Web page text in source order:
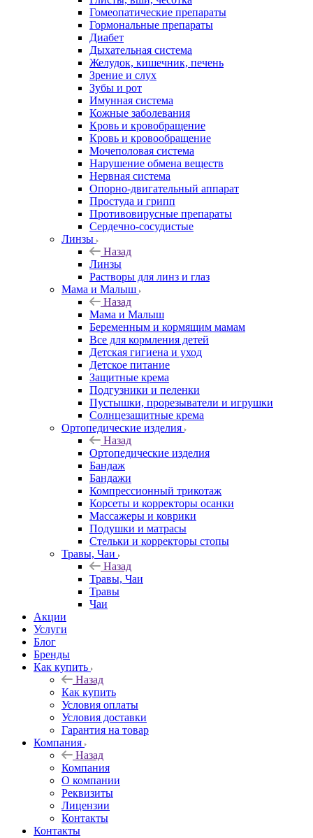
Гомеопатические препараты
Гормональные препараты
Диабет
Дыхательная система
Желудок, кишечник, печень
Зрение и слух
Зубы и рот
Имунная система
Кожные заболевания
Кровь и кровобращение
Кровь и кровообращение
Мочеполовая система
Нарушение обмена веществ
Нервная система
Опорно-двигательный аппарат
Простуда и грипп
Противовирусные препараты
Сердечно-сосудистые
Линзы
Назад
Линзы
Растворы для линз и глаз
Мама и Малыш
Назад
Мама и Малыш
Беременным и кормящим мамам
Все для кормления детей
Детская гигиена и уход
Детское питание
Защитные крема
Подгузники и пеленки
Пустышки, прорезыватели и игрушки
Солнцезащитные крема
Ортопедические изделия
Назад
Ортопедические изделия
Бандаж
Бандажи
Компрессионный трикотаж
Корсеты и корректоры осанки
Массажеры и коврики
Подушки и матрасы
Стельки и корректоры стопы
Травы, Чаи
Назад
Травы, Чаи
Травы
Чаи
Акции
Услуги
Блог
Бренды
Как купить
Назад
Как купить
Условия оплаты
Условия доставки
Гарантия на товар
Компания
Назад
Компания
О компании
Реквизиты
Лицензии
Контакты
Контакты